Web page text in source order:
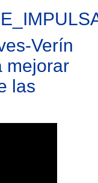
Verín
mejorar
las